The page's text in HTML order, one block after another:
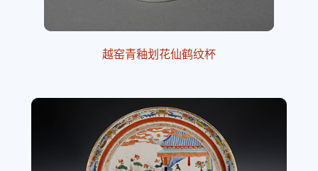
越窑青釉划花仙鹤纹杯